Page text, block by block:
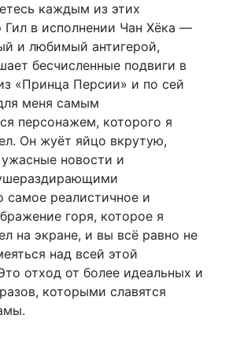
каждым из этих
Гил в исполнении Чан Хёка —
и любимый антигерой,
бесчисленные подвиги в
«Принца Персии» и по сей
меня самым
персонажем, которого я
Он жуёт яйцо вкрутую,
ужасные новости и
самое реалистичное и
горя, которое я
на экране, и вы всё равно не
над всей этой
отход от более идеальных и
которыми славятся